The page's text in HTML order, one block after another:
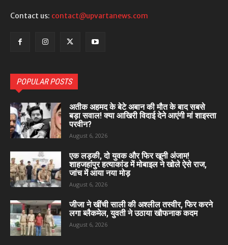
Contact us: contact@upvartanews.com
POPULAR POSTS
अतीक अहमद के बेटे अबान की मौत के बाद सबसे
बड़ा सवाल! क्या आखिरी विदाई देने आएंगी मां शाइस्ता
परवीन?
August 6, 2026
एक लड़की, दो युवक और फिर खूनी अंजाम!
शाहजहांपुर हत्याकांड में मोबाइल ने खोले ऐसे राज,
जांच में आया नया मोड़
August 6, 2026
जीजा ने खींची साली की अश्लील तस्वीर, फिर करने
लगा ब्लैकमेल, युवती ने उठाया खौफनाक कदम
August 6, 2026